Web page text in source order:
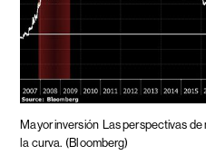
Mayor inversión Las perspectivas de
la curva. (Bloomberg)